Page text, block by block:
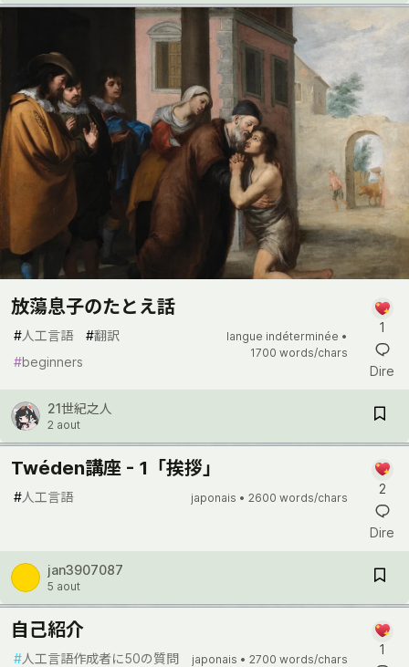
放蕩息子のたとえ話
#人工言語 #翻訳
#beginners
langue indéterminée •
1700 words/chars
1
Dire
21世紀之人
2 aout
Twéden講座 - 1「挨拶」
#人工言語 japonais • 2600 words/chars
2
Dire
jan3907087
5 aout
自己紹介
#人工言語作成者に50の質問 japonais • 2700 words/chars
1